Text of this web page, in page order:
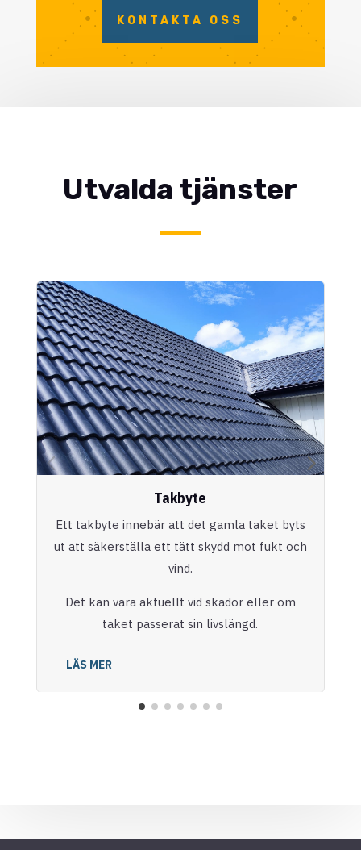
KONTAKTA OSS
Utvalda tjänster
Takbyte
Ett takbyte innebär att det gamla taket byts
ut att säkerställa ett tätt skydd mot fukt och
vind.
Det kan vara aktuellt vid skador eller om
taket passerat sin livslängd.
LÄS MER